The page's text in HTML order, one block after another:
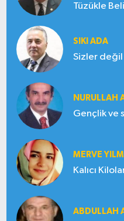
Tüzükle
SIKI ADA
Sizler değil
NURULLAH
MERVE
Kalıcı
ABDULLAH